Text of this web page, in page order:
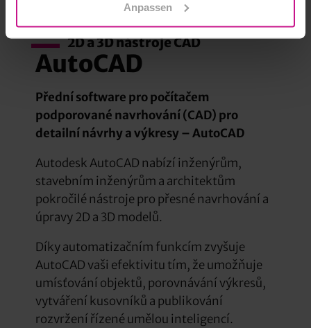
Anpassen
2D a 3D nástroje CAD
AutoCAD
Přední software pro počítačem
podporované navrhování (CAD) pro
detailní návrhy a výkresy – AutoCAD
Autodesk AutoCAD nabízí inženýrům,
stavebním inženýrům a architektům
pokročilé nástroje pro přesné navrhování a
úpravy 2D a 3D modelů.
Díky automatizačním funkcím zvyšuje
AutoCAD vaši efektivitu tím, že umožňuje
umísťování objektů, porovnávání výkresů,
vytváření kusovníků a publikování
rozvržení řízené umělou inteligencí.